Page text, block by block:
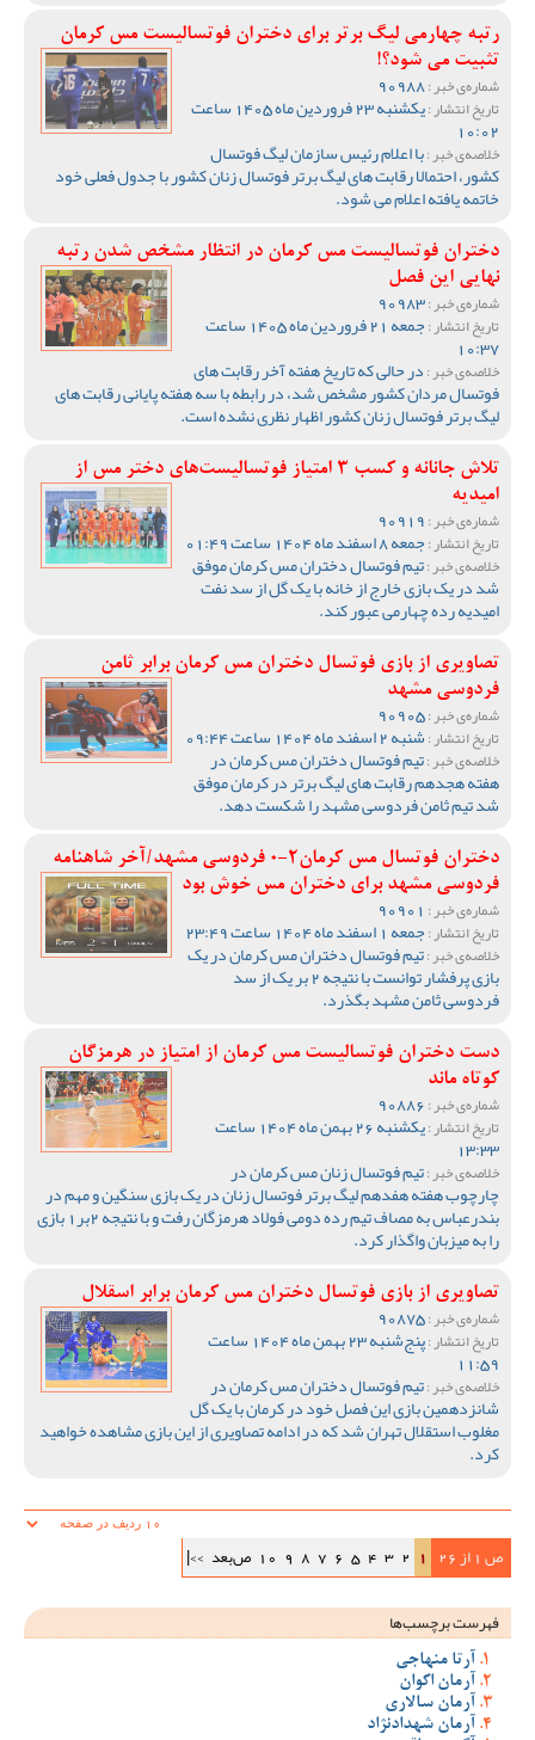
رتبه چهارمی لیگ برتر برای دختران فوتسالیست مس کرمان
تثبیت می شود؟!
شماره‌ی خبر :
تاریخ انتشار : یکشنبه 23 فروردین ماه 1405 ساعت
10:02
خلاصه‌ی خبر :با اعلام رئیس سازمان لیگ فوتسال
کشور، احتمالا رقابت های لیگ برتر فوتسال زنان کشور با جدول فعلی خود
خاتمه یافته اعلام می شود.
دختران فوتسالیست مس کرمان در انتظار مشخص شدن رتبه
نهایی این فصل
شماره‌ی خبر :
تاریخ انتشار : جمعه 21 فروردین ماه 1405 ساعت
10:37
خلاصه‌ی خبر :در حالی که تاریخ هفته آخر رقابت های
فوتسال مردان کشور مشخص شد، در رابطه با سه هفته پایانی رقابت های
لیگ برتر فوتسال زنان کشور اظهار نظری نشده است.
تلاش جانانه و کسب 3 امتیاز فوتسالیست‌های دختر مس از
امیدیه
شماره‌ی خبر :
تاریخ انتشار :جمعه 8 اسفند ماه 1404 ساعت 01:49
خلاصه‌ی خبر :تیم فوتسال دختران مس کرمان موفق
شد در یک بازی خارج از خانه با یک گل از سد نفت
امیدیه رده چهارمی عبور کند.
تصاویری از بازی فوتسال دختران مس کرمان برابر ثامن
فردوسی مشهد
شماره‌ی خبر :
تاریخ انتشار :شنبه 2 اسفند ماه 1404 ساعت 09:44
خلاصه‌ی خبر :تیم فوتسال دختران مس کرمان در
هفته هجدهم رقابت های لیگ برتر در کرمان موفق
شد تیم ثامن فردوسی مشهد را شکست دهد.
دختران فوتسال مس کرمان2-0 فردوسی مشهد/آخر شاهنامه
فردوسی مشهد برای دختران مس خوش بود
شماره‌ی خبر :
تاریخ انتشار :جمعه 1 اسفند ماه 1404 ساعت 23:49
خلاصه‌ی خبر :تیم فوتسال دختران مس کرمان در یک
بازی پرفشار توانست با نتیجه 2 بر یک از سد
فردوسی ثامن مشهد بگذرد.
دست دختران فوتسالیست مس کرمان از امتیاز در هرمزگان
کوتاه ماند
شماره‌ی خبر :
تاریخ انتشار : یکشنبه 26 بهمن ماه 1404 ساعت
13:33
خلاصه‌ی خبر :تیم فوتسال زنان مس کرمان در
چارچوب هفته هفدهم لیگ برتر فوتسال زنان در یک بازی سنگین و مهم در
بندرعباس به مصاف تیم رده دومی فولاد هرمزگان رفت و با نتیجه 2بر1 بازی
را به میزبان واگذار کرد.
تصاویری از بازی فوتسال دختران مس کرمان برابر اسقلال
شماره‌ی خبر :
تاریخ انتشار : پنج‌شنبه 23 بهمن ماه 1404 ساعت
11:59
خلاصه‌ی خبر :تیم فوتسال دختران مس کرمان در
شانزدهمین بازی این فصل خود در کرمان با یک گل
مغلوب استقلال تهران شد که در ادامه تصاویری از این بازی مشاهده خواهید
کرد.
ص 1 از 26 1
2
3
4
5
6
7
8
9
10 ص‌بعد >>|
فهرست برچسب‌ها
آرتا منهاجی
آرمان اکوان
آرمان سالاری
آرمان شهدادنژاد